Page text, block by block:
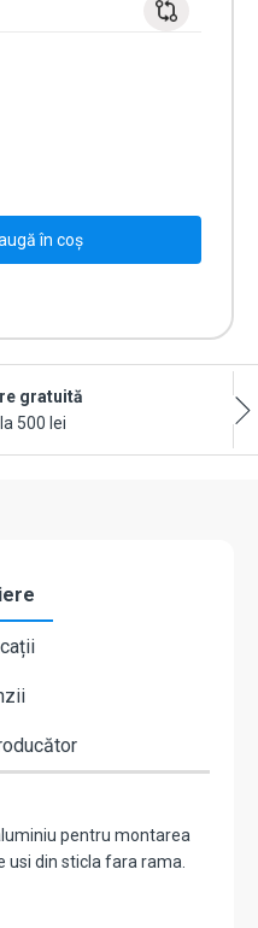
în coș
gratuită
500 lei
pentru montarea
usi din sticla fara rama.